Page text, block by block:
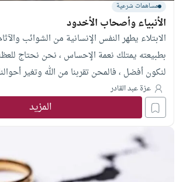
مساهمات شرعية
الأنبياء وأصحاب الأخدود
الابتلاء يطهر النفس الإنسانية من الشوائب
بطبيعته يمتلك نعمة الإحساس ، نحن نحتاج للعظة
لنكون أفضل ، فالمحن تقربنا من الله وتغير
نفوسنا وتغسل قلوبنا، فالابتلاء هو أحد وسائل
قال رسول الله ﷺ : “إنَّ عِظمَ الجزاءِ مع عِظمِ
عزة عبد القادر
المزيد